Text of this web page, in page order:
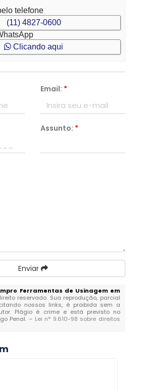
telefone
(11) 4827-0600
Clicando aqui
Email: *
Assunto: *
Enviar
Ferramentas de Usinagem em
reservado. Sua reprodução, parcial
nossos links, é proibida sem a
Plágio é crime e está previsto no
Penal. – Lei n° 9.610-98 sobre direitos